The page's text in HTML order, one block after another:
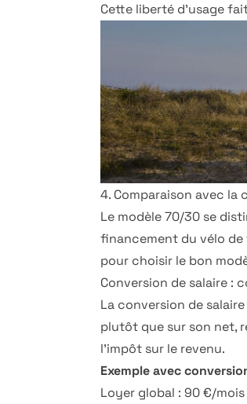
Cette liberté d'usage
4. Comparaison avec la
Le modèle 70/30 se
financement du vélo
pour choisir le bon
Conversion de salaire :
La conversion de
plutôt que sur son net,
l'impôt sur le revenu.
Exemple avec
Loyer global : 90 €/mois